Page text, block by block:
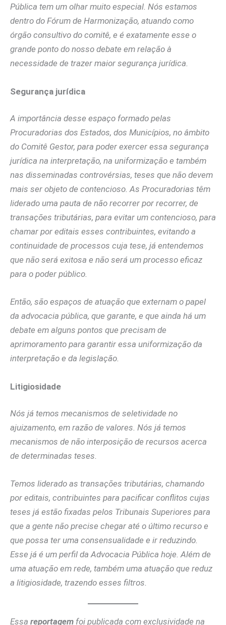
Pública tem um olhar muito especial. Nós estamos
dentro do Fórum de Harmonização, atuando como
órgão consultivo do comitê, e é exatamente esse o
grande ponto do nosso debate em relação à
necessidade de trazer maior segurança jurídica.
Segurança jurídica
A importância desse espaço formado pelas
Procuradorias dos Estados, dos Municípios, no âmbito
do Comitê Gestor, para poder exercer essa segurança
jurídica na interpretação, na uniformização e também
nas disseminadas controvérsias, teses que não devem
mais ser objeto de contencioso. As Procuradorias têm
liderado uma pauta de não recorrer por recorrer, de
transações tributárias, para evitar um contencioso, para
chamar por editais esses contribuintes, evitando a
continuidade de processos cuja tese, já entendemos
que não será exitosa e não será um processo eficaz
para o poder público.
Então, são espaços de atuação que externam o papel
da advocacia pública, que garante, e que ainda há um
debate em alguns pontos que precisam de
aprimoramento para garantir essa uniformização da
interpretação e da legislação.
Litigiosidade
Nós já temos mecanismos de seletividade no
ajuizamento, em razão de valores. Nós já temos
mecanismos de não interposição de recursos acerca
de determinadas teses.
Temos liderado as transações tributárias, chamando
por editais, contribuintes para pacificar conflitos cujas
teses já estão fixadas pelos Tribunais Superiores para
que a gente não precise chegar até o último recurso e
que possa ter uma consensualidade e ir reduzindo.
Esse já é um perfil da Advocacia Pública hoje. Além de
uma atuação em rede, também uma atuação que reduz
a litigiosidade, trazendo esses filtros.
Essa reportagem foi publicada com exclusividade na